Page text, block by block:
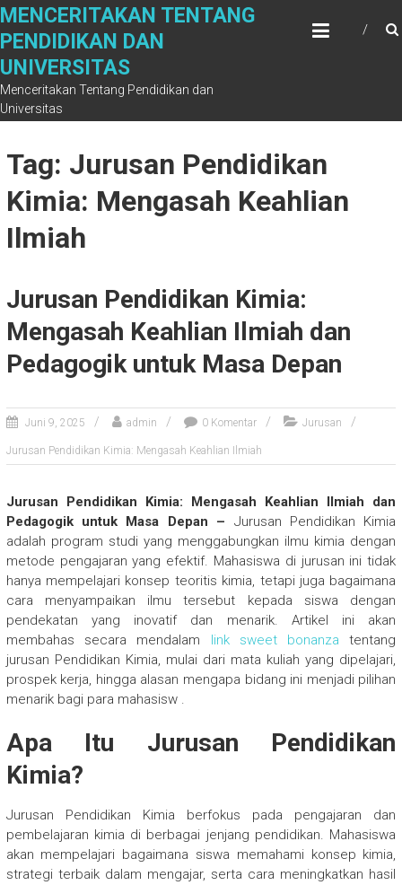
Skip
content
MENCERITAKAN TENTANG
PENDIDIKAN DAN
UNIVERSITAS
Menceritakan Tentang Pendidikan dan
Universitas
Tag: Jurusan Pendidikan
Kimia: Mengasah Keahlian
Ilmiah
Jurusan Pendidikan Kimia:
Mengasah Keahlian Ilmiah dan
Pedagogik untuk Masa Depan
Juni 9, 2025 admin 0 Komentar Jurusan
Jurusan Pendidikan Kimia: Mengasah Keahlian Ilmiah
Jurusan Pendidikan Kimia: Mengasah Keahlian Ilmiah dan
Pedagogik untuk Masa Depan – Jurusan Pendidikan Kimia
adalah program studi yang menggabungkan ilmu kimia dengan
metode pengajaran yang efektif. Mahasiswa di jurusan ini tidak
hanya mempelajari konsep teoritis kimia, tetapi juga bagaimana
cara menyampaikan ilmu tersebut kepada siswa dengan
pendekatan yang inovatif dan menarik. Artikel ini akan
membahas secara mendalam link sweet bonanza tentang
jurusan Pendidikan Kimia, mulai dari mata kuliah yang dipelajari,
prospek kerja, hingga alasan mengapa bidang ini menjadi pilihan
menarik bagi para mahasisw .
Apa Itu Jurusan Pendidikan
Kimia?
Jurusan Pendidikan Kimia berfokus pada pengajaran dan
pembelajaran kimia di berbagai jenjang pendidikan. Mahasiswa
akan mempelajari bagaimana siswa memahami konsep kimia,
strategi terbaik dalam mengajar, serta cara meningkatkan hasil